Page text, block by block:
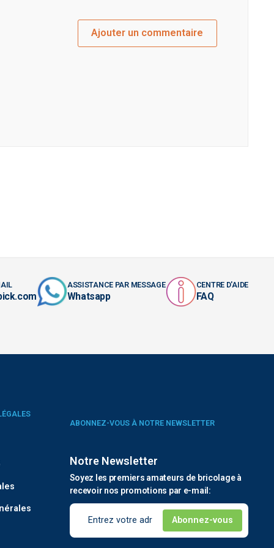
Ajouter un commentaire
ASSISTANCE PAR MESSAGE
Whatsapp
CENTRE D'AIDE
FAQ
ABONNEZ-VOUS À NOTRE NEWSLETTER
Notre Newsletter
Soyez les premiers amateurs de bricolage à
recevoir nos promotions par e-mail: